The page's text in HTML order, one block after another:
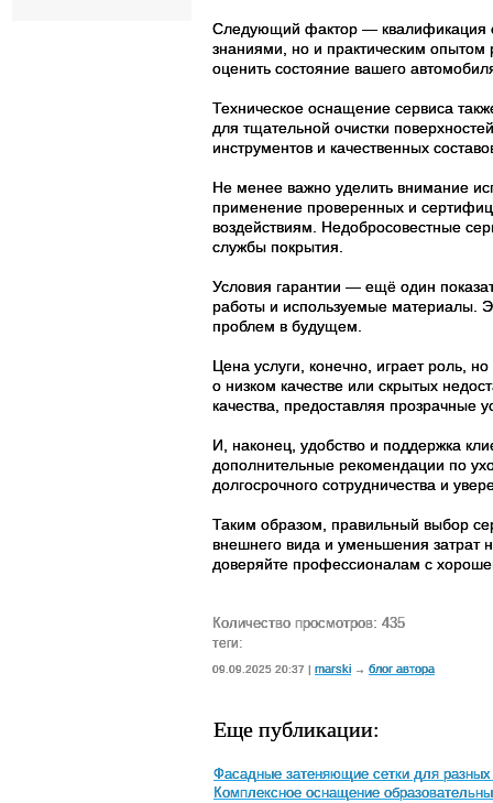
Следующий фактор — квалификация
знаниями, но и практическим
оценить состояние вашего
Техническое оснащение сервиса
для тщательной очистки
инструментов и качественных
Не менее важно уделить внимание
применение проверенных и
воздействиям. Недобросовестные
службы покрытия.
Условия гарантии — ещё один
работы и используемые материалы.
проблем в будущем.
Цена услуги, конечно, играет роль,
о низком качестве или скрытых
качества, предоставляя прозрачные
И, наконец, удобство и поддержка
дополнительные рекомендации по
долгосрочного сотрудничества и
Таким образом, правильный выбор
внешнего вида и уменьшения
доверяйте профессионалам с
Количество просмотров: 435
теги:
09.09.2025 20:37 | marski → блог автора
Еще публикации:
Фасадные затеняющие сетки для разных
Комплексное оснащение